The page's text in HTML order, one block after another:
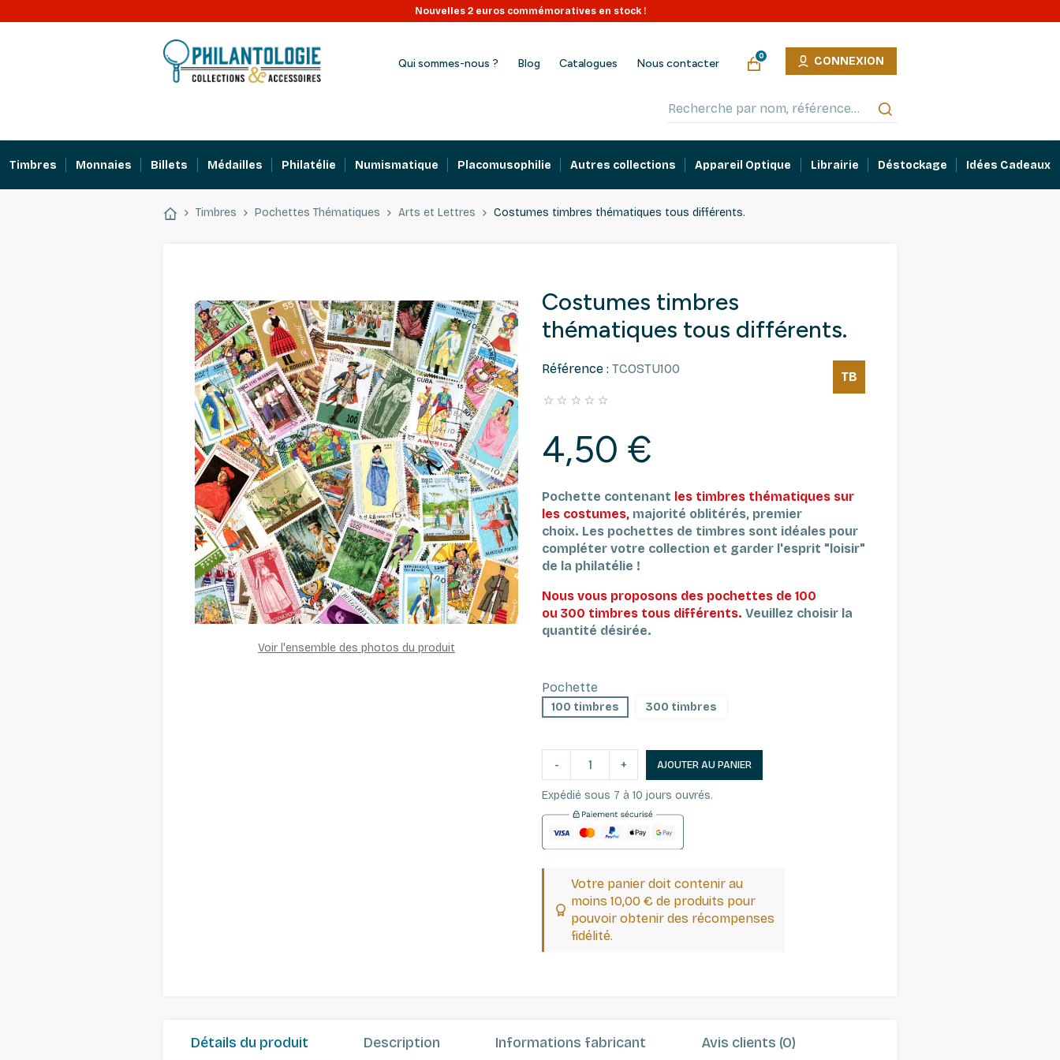
Nouvelles 2 euros commémoratives en stock !
Qui sommes-nous ? Blog Catalogues Nous contacter
0 CONNEXION
Timbres Monnaies Billets Médailles Philatélie Numismatique Placomusophilie Autres collections Appareil Optique Librairie Déstockage Idées Cadeaux
Timbres Pochettes Thématiques Arts et Lettres Costumes timbres thématiques tous différents.
Voir l'ensemble des photos du produit
Costumes timbres
thématiques tous différents.
Référence : TCOSTU100
TB
    
4,50 €
Pochette contenant les timbres thématiques sur
les costumes, majorité oblitérés, premier
choix. Les pochettes de timbres sont idéales pour
compléter votre collection et garder l'esprit "loisir"
de la philatélie !
Nous vous proposons des pochettes de 100
ou 300 timbres tous différents. Veuillez choisir la
quantité désirée.
Pochette
100 timbres 300 timbres
- + AJOUTER AU PANIER
Expédié sous 7 à 10 jours ouvrés.
Votre panier doit contenir au
moins 10,00 € de produits pour
pouvoir obtenir des récompenses
fidélité.
Détails du produit Description Informations fabricant Avis clients (0)